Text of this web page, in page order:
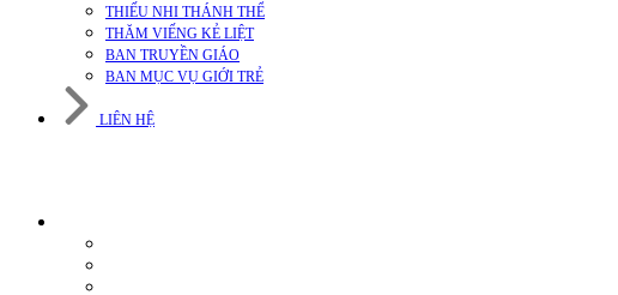
THIẾU NHI THÁNH THỂ
THĂM VIẾNG KẺ LIỆT
BAN TRUYỀN GIÁO
BAN MỤC VỤ GIỚI TRẺ
LIÊN HỆ